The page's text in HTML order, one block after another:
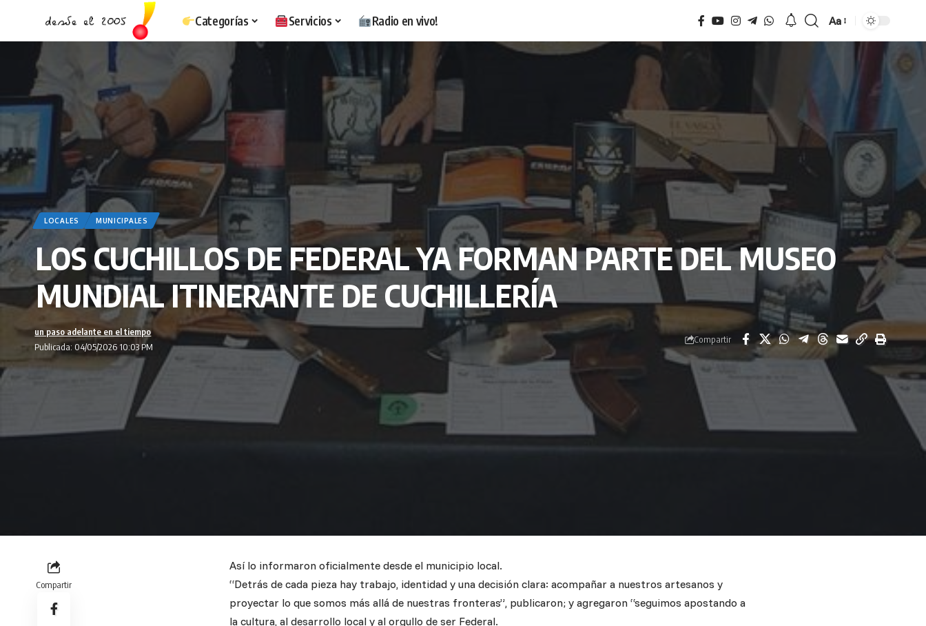
Categorías Servicios Radio en vivo!
Tamaño
Aa
LOCALES MUNICIPALES
LOS CUCHILLOS DE FEDERAL YA FORMAN PARTE DEL MUSEO
MUNDIAL ITINERANTE DE CUCHILLERÍA
Publicada: 04/05/2026 10:03 PM
un paso adelante en el tiempo
Compartir
Compartir
Así lo informaron oficialmente desde el municipio local.
“Detrás de cada pieza hay trabajo, identidad y una decisión clara: acompañar a nuestros artesanos y
proyectar lo que somos más allá de nuestras fronteras”, publicaron; y agregaron “seguimos apostando a
la cultura, al desarrollo local y al orgullo de ser Federal.